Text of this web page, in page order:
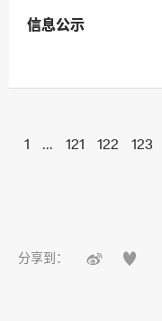
信息公示
信息公示
1 ... 121 122 123
分享到：  